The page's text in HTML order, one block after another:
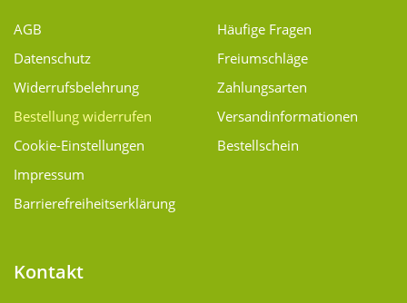
AGB
Datenschutz
Widerrufsbelehrung
Bestellung widerrufen
Cookie-Einstellungen
Impressum
Barrierefreiheitserklärung
Häufige Fragen
Freiumschläge
Zahlungsarten
Versand­informationen
Bestellschein
Kontakt